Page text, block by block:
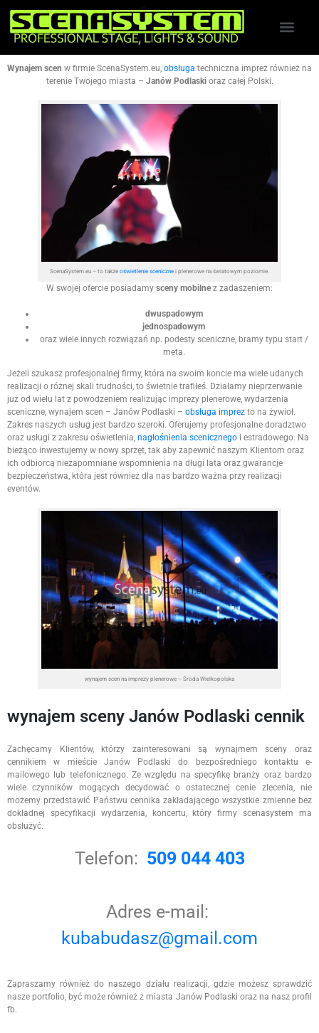
Wynajem scen w firmie ScenaSystem.eu, obsługa techniczna imprez również na
terenie Twojego miasta – Janów Podlaski oraz całej Polski.
ScenaSystem.eu – to także oświetlenie scenicznei plenerowe na światowym poziomie.
W swojej ofercie posiadamy sceny mobilne z zadaszeniem:
dwuspadowym
jednospadowym
oraz wiele innych rozwiązań np. podesty sceniczne, bramy typu start /
meta.
Jeżeli szukasz profesjonalnej firmy, która na swoim koncie ma wiele udanych
realizacji o różnej skali trudności, to świetnie trafiłeś. Działamy nieprzerwanie
już od wielu lat z powodzeniem realizując imprezy plenerowe, wydarzenia
sceniczne, wynajem scen – Janów Podlaski – obsługa imprez to na żywioł.
Zakres naszych usług jest bardzo szeroki. Oferujemy profesjonalne doradztwo
oraz usługi z zakresu oświetlenia, nagłośnienia scenicznego i estradowego. Na
bieżąco inwestujemy w nowy sprzęt, tak aby zapewnić naszym Klientom oraz
ich odbiorcą niezapomniane wspomnienia na długi lata oraz gwarancje
bezpieczeństwa, która jest również dla nas bardzo ważna przy realizacji
eventów.
wynajem scen na imprezy plenerowe – Środa Wielkopolska
wynajem sceny Janów Podlaski cennik
Zachęcamy Klientów, którzy zainteresowani są wynajmem sceny oraz
cennikiem w mieście Janów Podlaski do bezpośredniego kontaktu e-
mailowego lub telefonicznego. Ze względu na specyfikę branży oraz bardzo
wiele czynników mogących decydować o ostatecznej cenie zlecenia, nie
możemy przedstawić Państwu cennika zakładającego wszystkie zmienne bez
dokładnej specyfikacji wydarzenia, koncertu, który firmy scenasystem ma
obsłużyć.
Telefon: 509 044 403
Adres e-mail:
kubabudasz@gmail.com
Zapraszamy również do naszego działu realizacji, gdzie możesz sprawdzić
nasze portfolio, być może również z miasta Janów Podlaski oraz na nasz profil
fb.